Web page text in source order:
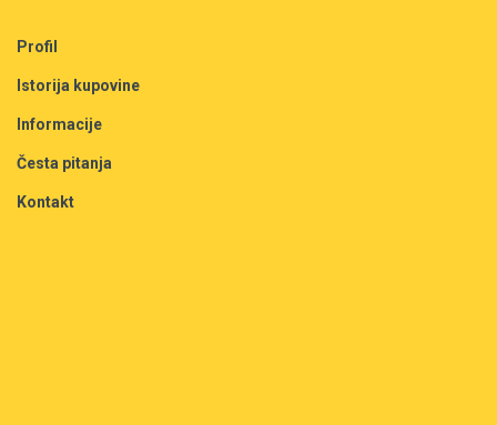
Profil
Istorija kupovine
Informacije
Česta pitanja
Kontakt